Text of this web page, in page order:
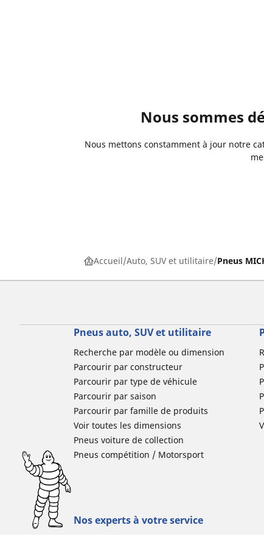
Nous sommes
Nous mettons constamment à jour notre
Accueil Auto, SUV et utilitaire Pneus
Pneus auto, SUV et utilitaire
Recherche par modèle ou dimension
Parcourir par constructeur
Parcourir par type de véhicule
Parcourir par saison
Parcourir par famille de produits
Voir toutes les dimensions
Pneus voiture de collection
Pneus compétition / Motorsport
Nos experts à votre service